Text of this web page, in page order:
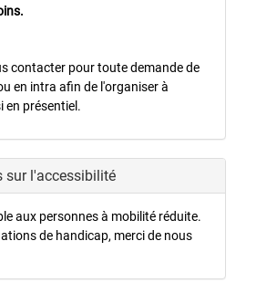
contacter pour toute demande de
en intra afin de l'organiser à
en présentiel.
sur l'accessibilité
aux personnes à mobilité réduite.
de handicap, merci de nous